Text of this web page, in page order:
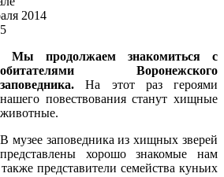
2014
Мы продолжаем знакомиться с
обитателями Воронежского
заповедника. На этот раз героями
нашего повествования станут хищные
животные.
В музее заповедника из хищных зверей
представлены хорошо знакомые нам
представители семейства куньих